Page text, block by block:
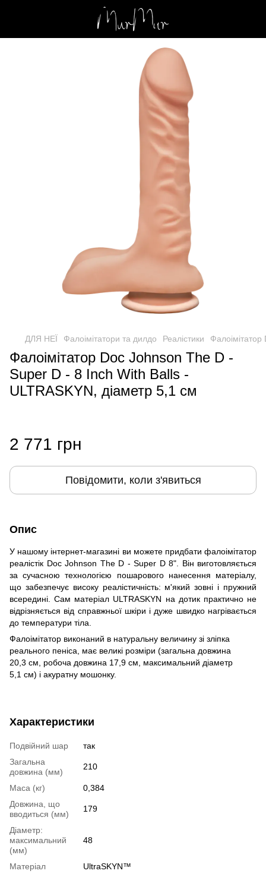
ДЛЯ НЕЇ Фалоімітатори та дилдо Реалістики
Фалоімітатор Doc Johnson The D -
Super D - 8 Inch With Balls -
ULTRASKYN, діаметр 5,1 см
2 771 грн
Повідомити, коли з'явиться
Опис
У нашому інтернет-магазині ви можете придбати фалоімітатор
реалістік Doc Johnson The D - Super D 8". Він виготовляється
за сучасною технологією пошарового нанесення матеріалу,
що забезпечує високу реалістичність: м'який зовні і пружний
всередині. Сам матеріал ULTRASKYN на дотик практично не
відрізняється від справжньої шкіри і дуже швидко нагрівається
до температури тіла.
Фалоімітатор виконаний в натуральну величину зі зліпка
реального пеніса, має великі розміри (загальна довжина
20,3 см, робоча довжина 17,9 см, максимальний діаметр
5,1 см) і акуратну мошонку.
Характеристики
Подвійний шар
так
Загальна
довжина (мм)
210
Маса (кг)
0,384
Довжина, що
вводиться (мм)
179
Діаметр:
максимальний
(мм)
48
Матеріал
UltraSKYN™